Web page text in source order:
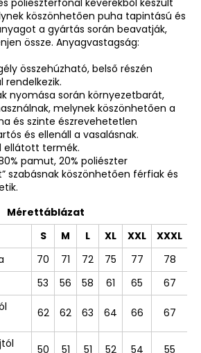
köszönhetően puha tapintású és
a gyártás során beavatják,
össze. Anyagvastagság:
összehúzható, belső részén
rendelkezik.
nyomása során környezetbarát,
melynek köszönhetően a
és szinte észrevehetetlen
és ellenáll a vasalásnak.
ellátott termék.
80% pamut, 20% poliészter
szabásnak köszönhetően férfiak és
Mérettáblázat
S M L XL XXL
XXXL
70 71 72 75 77
78
53 56 58 61 65
67
62 62 63 64 66 67
50 51 51 52 54 55